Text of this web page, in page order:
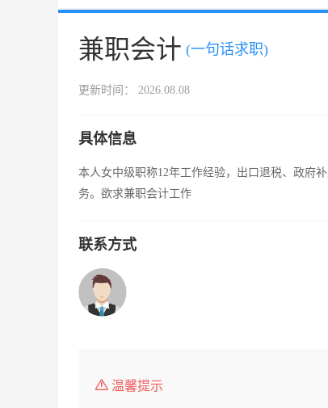
兼职会计 (一句话求职)
更新时间： 2026.08.08
具体信息
本人女中级职称12年工作经验，出口退税、政府
务。欲求兼职会计工作
联系方式
温馨提示